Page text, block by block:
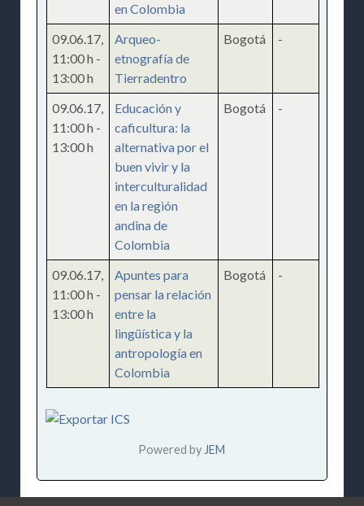
en Colombia
09.06.17,
11:00 h -
13:00 h
Arqueo-
etnografía de
Tierradentro
Bogotá -
09.06.17,
11:00 h -
13:00 h
Educación y
caficultura: la
alternativa por el
buen vivir y la
interculturalidad
en la región
andina de
Colombia
Bogotá -
09.06.17,
11:00 h -
13:00 h
Apuntes para
pensar la relación
entre la
lingüística y la
antropología en
Colombia
Bogotá -
Powered by JEM